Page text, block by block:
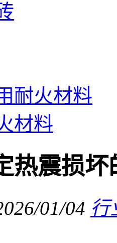
耐火材料
材料
热震损坏
01/04 行